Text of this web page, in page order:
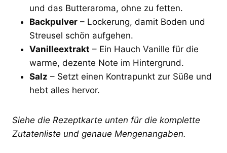
und das Butteraroma, ohne zu fetten.
Backpulver – Lockerung, damit Boden und
Streusel schön aufgehen.
Vanilleextrakt – Ein Hauch Vanille für die
warme, dezente Note im Hintergrund.
Salz – Setzt einen Kontrapunkt zur Süße und
hebt alles hervor.
Siehe die Rezeptkarte unten für die komplette
Zutatenliste und genaue Mengenangaben.